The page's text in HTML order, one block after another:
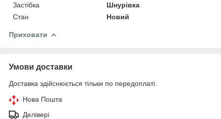
Застібка
Шнурівка
Стан
Новий
Приховати
Умови доставки
Доставка здійснюється тільки по передоплаті.
Нова Пошта
Делівері